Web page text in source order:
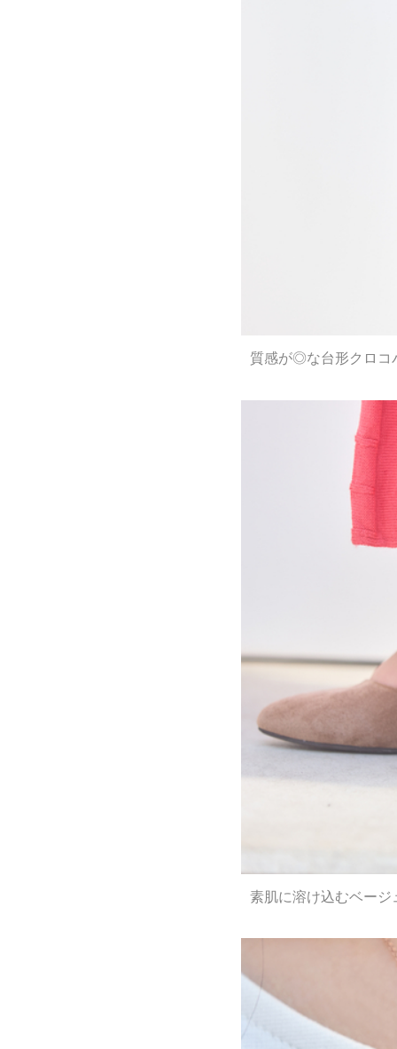
質感が◎な台形クロコ
素肌に溶け込むベー